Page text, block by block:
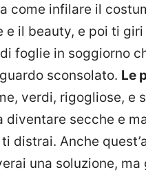
come infilare il
e il beauty, e poi ti giri
foglie in soggiorno
sconsolato. Le
verdi, rigogliose, e
diventare secche e
distrai. Anche
una soluzione, ma